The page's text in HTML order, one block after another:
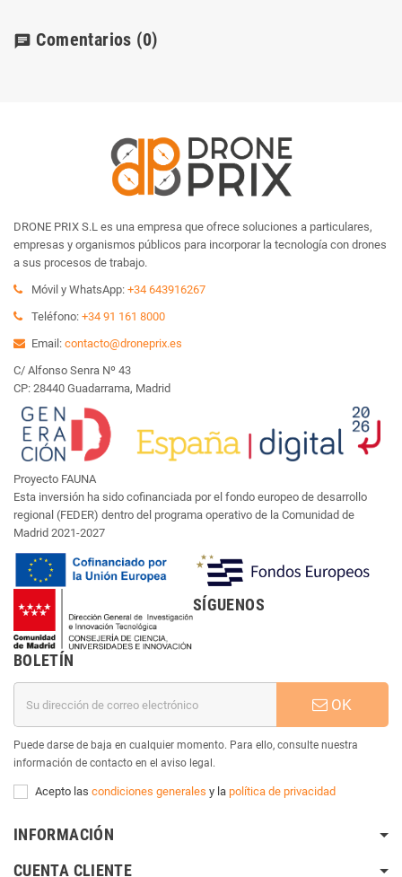
chat Comentarios (0)
DRONE PRIX S.L es una empresa que ofrece soluciones a particulares,
empresas y organismos públicos para incorporar la tecnología con drones
a sus procesos de trabajo.
Móvil y WhatsApp: +34 643916267
Teléfono: +34 91 161 8000
Email: contacto@droneprix.es
C/ Alfonso Senra Nº 43
CP: 28440 Guadarrama, Madrid
Proyecto FAUNA
Esta inversión ha sido cofinanciada por el fondo europeo de desarrollo
regional (FEDER) dentro del programa operativo de la Comunidad de
Madrid 2021-2027
SÍGUENOS
BOLETÍN
OK
Puede darse de baja en cualquier momento. Para ello, consulte nuestra
información de contacto en el aviso legal.
Acepto las condiciones generales y la política de privacidad
INFORMACIÓN
CUENTA CLIENTE